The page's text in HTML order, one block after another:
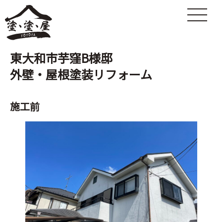
東大和市芋窪B様邸
外壁・屋根塗装リフォーム
施工前